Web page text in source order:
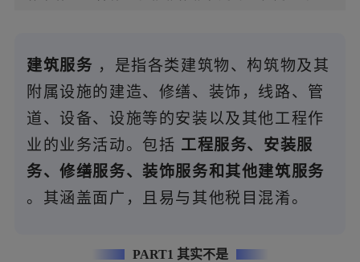
建筑服务 ，是指各类建筑物、构筑物及其
附属设施的建造、修缮、装饰，线路、管
道、设备、设施等的安装以及其他工程作
业的业务活动。包括 工程服务、安装服
务、修缮服务、装饰服务和其他建筑服务
。其涵盖面广，且易与其他税目混淆。
PART1 其实不是